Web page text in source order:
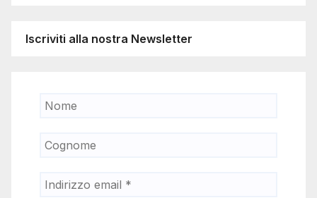
Iscriviti alla nostra Newsletter